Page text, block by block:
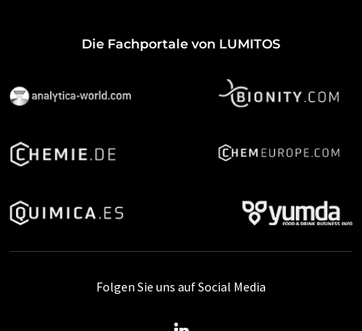
Die Fachportale von LUMITOS
Folgen Sie uns auf Social Media